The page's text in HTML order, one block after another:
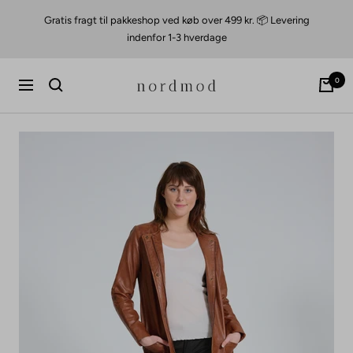
Gratis fragt til pakkeshop ved køb over 499 kr. 📦 Levering
indenfor 1-3 hverdage
Navigation nordmod 0